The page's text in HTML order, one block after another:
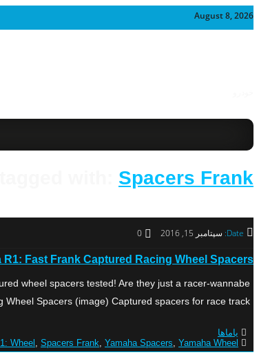
August 8, 2026
Spacers Frank
Date: سپتامبر 15, 2016 0
R1: Fast Frank Captured Racing Wheel Spacers
wheel spacers tested! Are they just a racer-wannabe
Spacers (image) Captured spacers for race track […]
یاماها
Wheel , Spacers Frank, Yamaha Spacers, Yamaha Wheel